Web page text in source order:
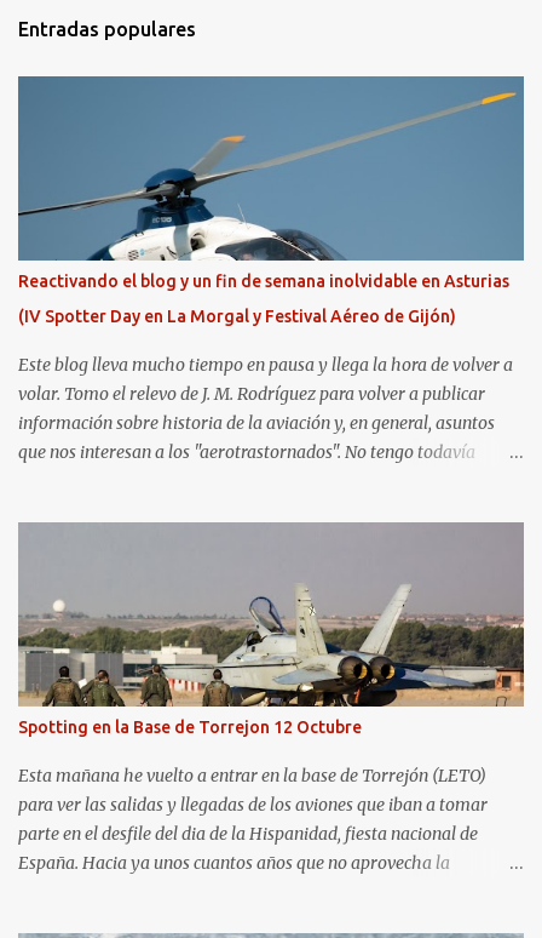
Entradas populares
Reactivando el blog y un fin de semana inolvidable en Asturias
(IV Spotter Day en La Morgal y Festival Aéreo de Gijón)
Este blog lleva mucho tiempo en pausa y llega la hora de volver a
volar. Tomo el relevo de J. M. Rodríguez para volver a publicar
información sobre historia de la aviación y, en general, asuntos
que nos interesan a los "aerotrastornados". No tengo todavía
Aerospotters Principado a una genial sesión fotográfica en el
aeródromo de La Morgal (todavía no he tenido tiempo de
procesar esas imágenes). Al día siguiente, asistí al Festival Aéreo de
Gijón . He aquí algunas de las tomas que realicé este pasado
Spotting en la Base de Torrejon 12 Octubre
Esta mañana he vuelto a entrar en la base de Torrejón (LETO)
para ver las salidas y llegadas de los aviones que iban a tomar
parte en el desfile del dia de la Hispanidad, fiesta nacional de
España. Hacia ya unos cuantos años que no aprovecha la